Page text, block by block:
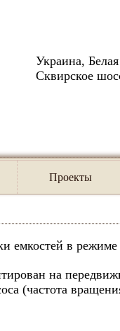
Украина,
Сквирское
емкостей
емкостей в режиме
на
(частота
Проекты